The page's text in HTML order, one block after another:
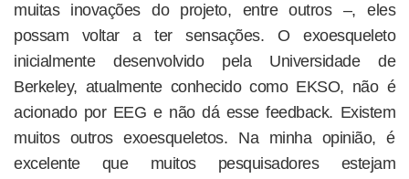
muitas inovações do projeto, entre outros –, eles
possam voltar a ter sensações. O exoesqueleto
inicialmente desenvolvido pela Universidade de
Berkeley, atualmente conhecido como EKSO, não é
acionado por EEG e não dá esse feedback. Existem
muitos outros exoesqueletos. Na minha opinião, é
excelente que muitos pesquisadores estejam